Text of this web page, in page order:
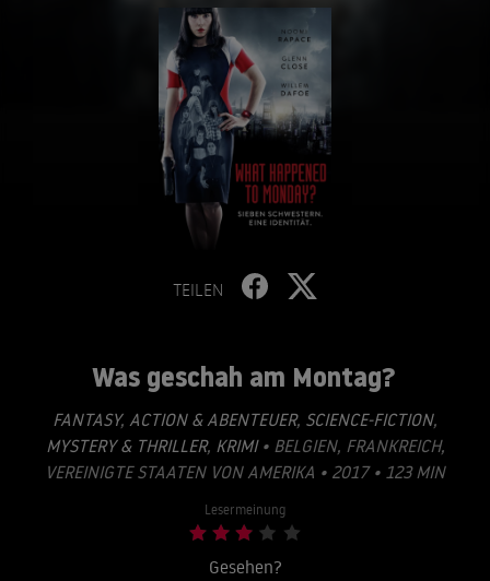
TEILEN
Was geschah am Montag?
FANTASY, ACTION & ABENTEUER, SCIENCE-FICTION,
MYSTERY & THRILLER, KRIMI• BELGIEN, FRANKREICH,
VEREINIGTE STAATEN VON AMERIKA • 2017 • 123 MIN
Lesermeinung
Gesehen?